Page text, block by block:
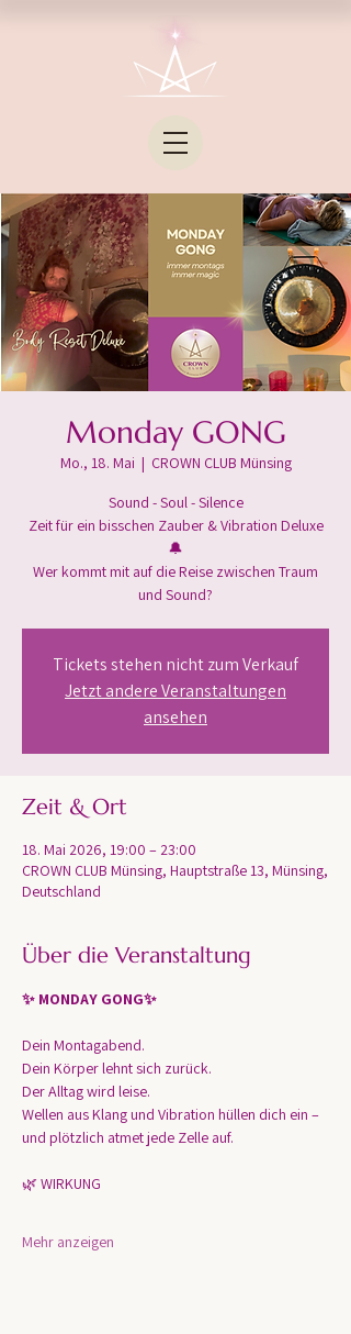
Monday GONG
Mo., 18. Mai
  |
CROWN CLUB Münsing
Sound - Soul - Silence
Zeit für ein bisschen Zauber & Vibration Deluxe
🔔
Wer kommt mit auf die Reise zwischen Traum
Tickets stehen nicht zum Verkauf
Jetzt andere Veranstaltungen
ansehen
Zeit & Ort
18. Mai 2026, 19:00 – 23:00
CROWN CLUB Münsing, Hauptstraße 13, Münsing,
Deutschland
Über die Veranstaltung
✨ MONDAY GONG✨
Dein Montagabend.
Dein Körper lehnt sich zurück.
Der Alltag wird leise.
Wellen aus Klang und Vibration hüllen dich ein –
und plötzlich atmet jede Zelle auf.
🌿 WIRKUNG
Mehr anzeigen